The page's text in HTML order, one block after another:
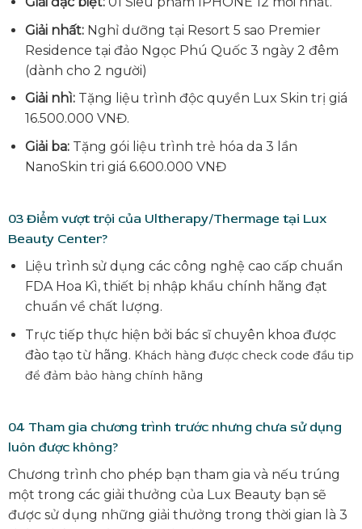
Giải nhất:Nghỉ dưỡng tại Resort 5 sao Premier
Residence tại đảo Ngọc Phú Quốc 3 ngày 2 đêm
(dành cho 2 người)
Giải nhì:Tặng liệu trình độc quyền Lux Skin trị giá
16.500.000 VNĐ.
Giải ba:Tặng gói liệu trình trẻ hóa da 3 lần
NanoSkin tri giá 6.600.000 VNĐ
03Điểm vượt trội của Ultherapy/Thermage tại Lux
Beauty Center?
Liệu trình sử dụng các công nghệ cao cấp chuẩn
FDA Hoa Kì, thiết bị nhập khẩu chính hãng đạt
chuẩn về chất lượng.
Trực tiếp thực hiện bởi bác sĩ chuyên khoa được
đào tạo từ hãng. Khách hàng được check code đầu tip
để đảm bảo hàng chính hãng
04Tham gia chương trình trước nhưng chưa sử dụng
luôn được không?
Chương trình cho phép bạn tham gia và nếu trúng
một trong các giải thưởng của Lux Beauty bạn sẽ
được sử dụng những giải thưởng trong thời gian là 3